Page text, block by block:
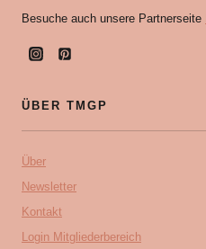
Besuche auch unsere Partnerseite
ÜBER TMGP
Über
Newsletter
Kontakt
Login Mitgliederbereich